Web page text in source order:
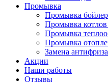
Промывка
Промывка
Промывка котлов
Промывка
Промывка
Замена антифриза
Акции
Наши работы
Отзывы